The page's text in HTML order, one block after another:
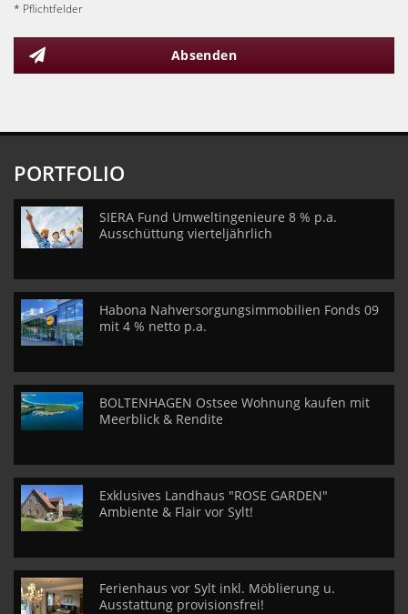
* Pflichtfelder
Absenden
PORTFOLIO
SIERA Fund Umweltingenieure 8 % p.a.
Ausschüttung vierteljährlich
Habona Nahversorgungsimmobilien Fonds 09
mit 4 % netto p.a.
BOLTENHAGEN Ostsee Wohnung kaufen mit
Meerblick & Rendite
Exklusives Landhaus "ROSE GARDEN"
Ambiente & Flair vor Sylt!
Ferienhaus vor Sylt inkl. Möblierung u.
Ausstattung provisionsfrei!